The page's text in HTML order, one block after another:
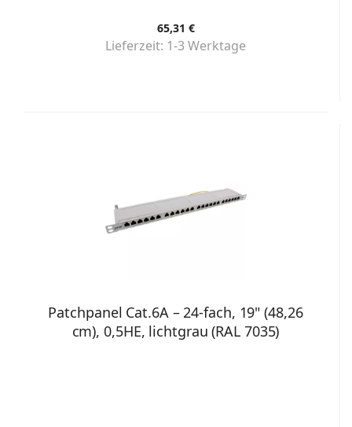
65,31 €
Lieferzeit: 1-3 Werktage
Patchpanel Cat.6A – 24-fach, 19" (48,26
cm), 0,5HE, lichtgrau (RAL 7035)